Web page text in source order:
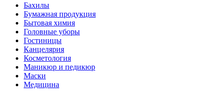
Бахилы
Бумажная продукция
Бытовая химия
Головные уборы
Гостиницы
Канцелярия
Косметология
Маникюр и педикюр
Маски
Медицина